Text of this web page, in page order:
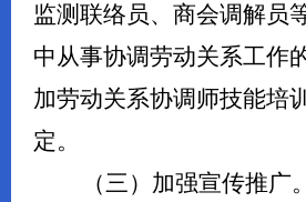
监测联络员、商会调解员
中从事协调劳动关系工作
加劳动关系协调师技能培
定。
（三）加强宣传推广。